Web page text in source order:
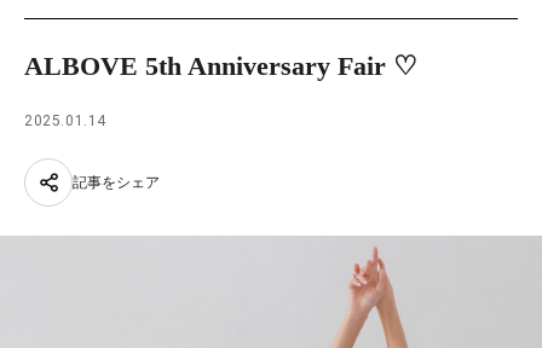
ALBOVE 5th Anniversary Fair ♡
2025.01.14
記事をシェア